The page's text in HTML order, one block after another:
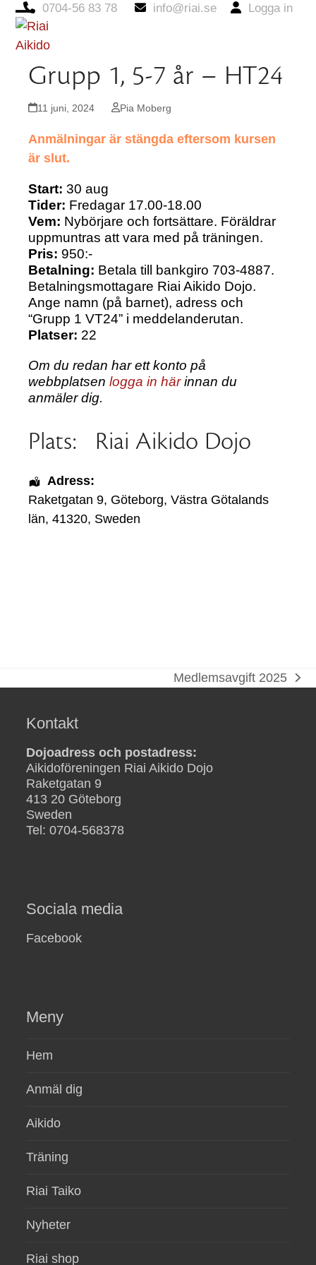
0704-56 83 78 info@riai.se Logga in
Open
mobile
menu
Close
mobile
menu
Grupp 1, 5-7 år – HT24
11 juni, 2024 Pia Moberg
Anmälningar är stängda eftersom kursen
är slut.
Start: 30 aug
Tider: Fredagar 17.00-18.00
Vem: Nybörjare och fortsättare. Föräldrar
uppmuntras att vara med på träningen.
Pris: 950:-
Betalning: Betala till bankgiro 703-4887.
Betalningsmottagare Riai Aikido Dojo.
Ange namn (på barnet), adress och
“Grupp 1 VT24” i meddelanderutan.
Platser: 22
Om du redan har ett konto på
webbplatsenlogga in härinnan du
anmäler dig.
Plats: Riai Aikido Dojo
Adress:
Raketgatan 9, Göteborg,Västra Götalands
län,41320, Sweden
next
Medlemsavgift 2025
Kontakt
Dojoadress och postadress:
Aikidoföreningen Riai Aikido Dojo
Raketgatan 9
413 20 Göteborg
Sweden
Tel: 0704-568378
Sociala media
Facebook
Meny
Hem
Anmäl dig
Aikido
Träning
Riai Taiko
Nyheter
Riai shop